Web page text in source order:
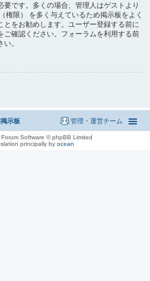
要です。多くの場合、管理人はゲストより
権限） を多く与えているため掲示板をよく
をお勧めします。ユーザー登録する前に
ご確認ください。フォーラムを利用する前
。
示板 管理・運営チーム
Software © phpBB Limited
principally by ocean